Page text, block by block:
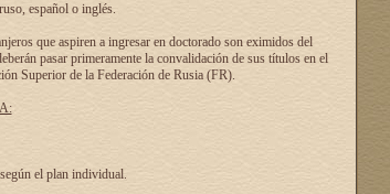
español o inglés.
que aspiren a ingresar en doctorado son eximidos del
pasar primeramente la convalidación de sus títulos en el
Superior de la Federación de Rusia (FR).
el plan individual.